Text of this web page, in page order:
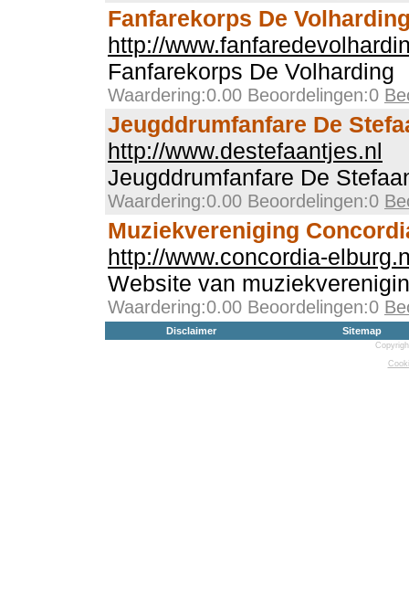
Fanfarekorps De
http://
Fanfarekorps De Volharding
Waardering:0.00 Beoordelingen:0
Jeugddrumfanfare De
http://www.destefaantjes.nl
Jeugddrumfanfare De
Waardering:0.00 Beoordelingen:0
Muziekvereniging
http://www.concordia-
Website van
Waardering:0.00 Beoordelingen:0
Disclaimer Sitemap